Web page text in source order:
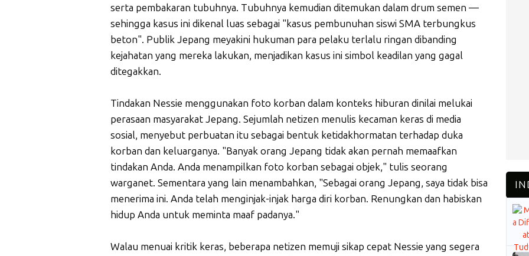
serta pembakaran tubuhnya. Tubuhnya kemudian ditemukan dalam drum semen —
sehingga kasus ini dikenal luas sebagai "kasus pembunuhan siswi SMA terbungkus
beton". Publik Jepang meyakini hukuman para pelaku terlalu ringan dibanding
kejahatan yang mereka lakukan, menjadikan kasus ini simbol keadilan yang gagal
ditegakkan.
Tindakan Nessie menggunakan foto korban dalam konteks hiburan dinilai melukai
perasaan masyarakat Jepang. Sejumlah netizen menulis kecaman keras di media
sosial, menyebut perbuatan itu sebagai bentuk ketidakhormatan terhadap duka
korban dan keluarganya. "Banyak orang Jepang tidak akan pernah memaafkan
tindakan Anda. Anda menampilkan foto korban sebagai objek," tulis seorang
warganet. Sementara yang lain menambahkan, "Sebagai orang Jepang, saya tidak bisa
menerima ini. Anda telah menginjak-injak harga diri korban. Renungkan dan habiskan
hidup Anda untuk meminta maaf padanya."
Walau menuai kritik keras, beberapa netizen memuji sikap cepat Nessie yang segera